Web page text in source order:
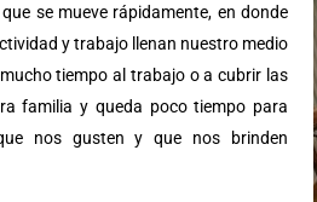
se mueve rápidamente, en donde
y trabajo llenan nuestro medio
tiempo al trabajo o a cubrir las
familia y queda poco tiempo para
nos gusten y que nos brinden